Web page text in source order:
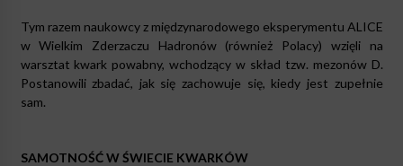
Tym razem naukowcy z międzynarodowego eksperymentu ALICE
w Wielkim Zderzaczu Hadronów (również Polacy) wzięli na
warsztat kwark powabny, wchodzący w skład tzw. mezonów D.
Postanowili zbadać, jak się zachowuje się, kiedy jest zupełnie
sam.
SAMOTNOŚĆ W ŚWIECIE KWARKÓW